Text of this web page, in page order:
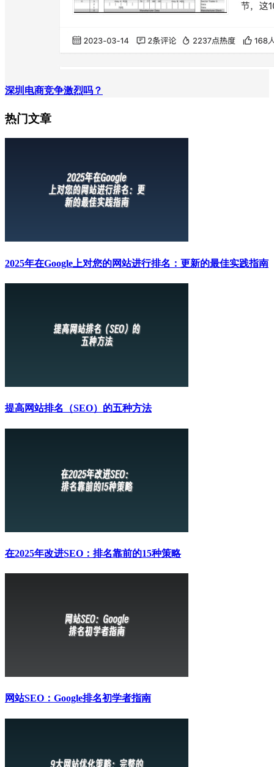
深圳电商竞争激烈吗？
热门文章
2025年在Google上对您的网站进行排名：更新的最佳实践指南
提高网站排名（SEO）的五种方法
在2025年改进SEO：排名靠前的15种策略
网站SEO：Google排名初学者指南